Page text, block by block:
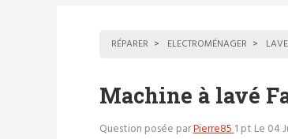
RÉPARER ELECTROMÉNAGER
Machine à lavé
Question posée parPierre851 pt Le 04